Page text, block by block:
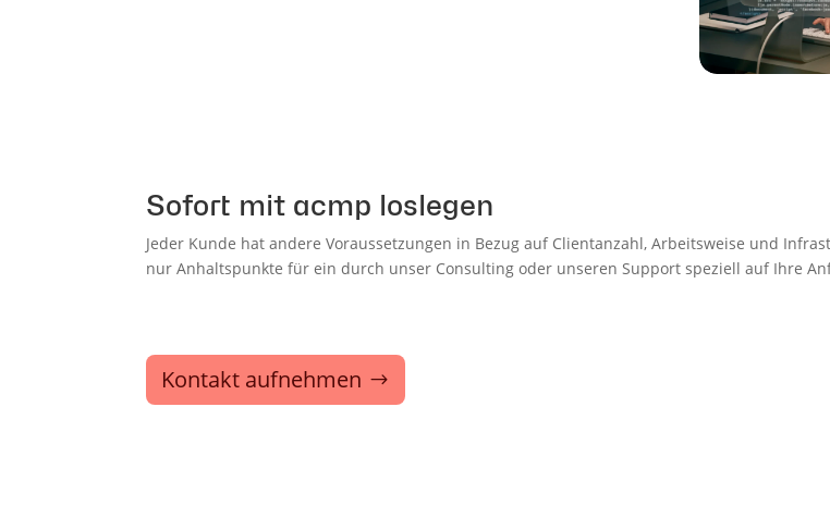
Sofort mit acmp loslegen
Jeder Kunde hat andere Voraussetzungen in Bezug auf Clientanzahl, Arbeitsweise und
nur Anhaltspunkte für ein durch unser Consulting oder unseren Support speziell auf Ihre
Kontakt aufnehmen